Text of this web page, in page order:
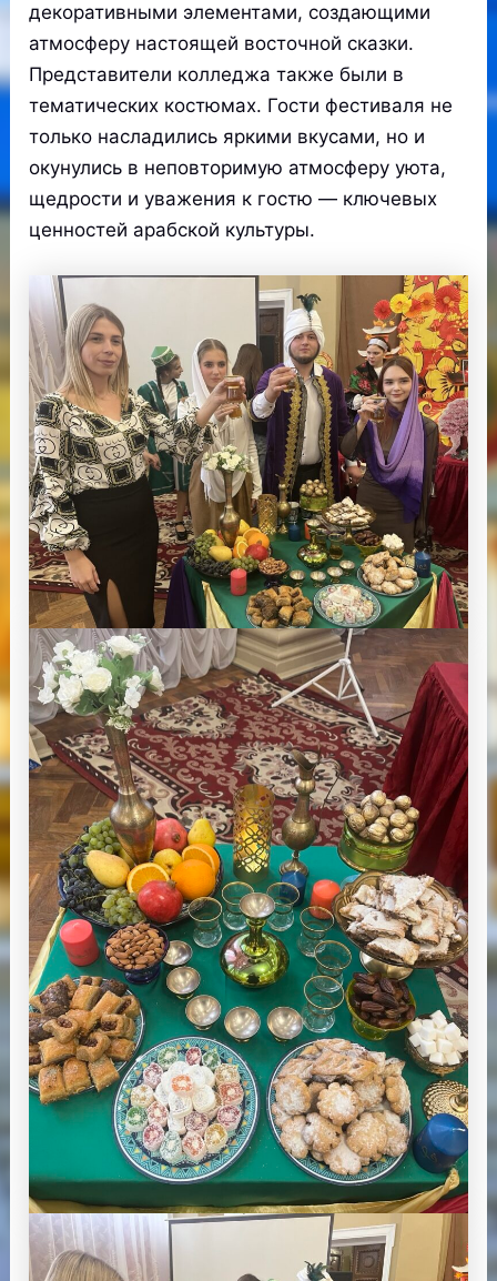
декоративными элементами, создающими
атмосферу настоящей восточной сказки.
Представители колледжа также были в
тематических костюмах. Гости фестиваля не
только насладились яркими вкусами, но и
окунулись в неповторимую атмосферу уюта,
щедрости и уважения к гостю — ключевых
ценностей арабской культуры.